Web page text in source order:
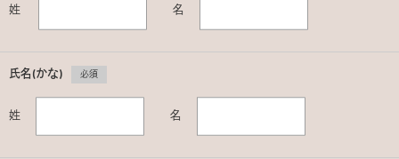
姓 名
氏名(かな) 必須
姓 名